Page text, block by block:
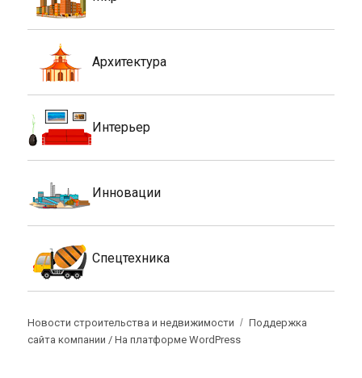
Архитектура
Интерьер
Инновации
Спецтехника
Новости строительства и недвижимости
Поддержка
сайта компании /На платформе WordPress